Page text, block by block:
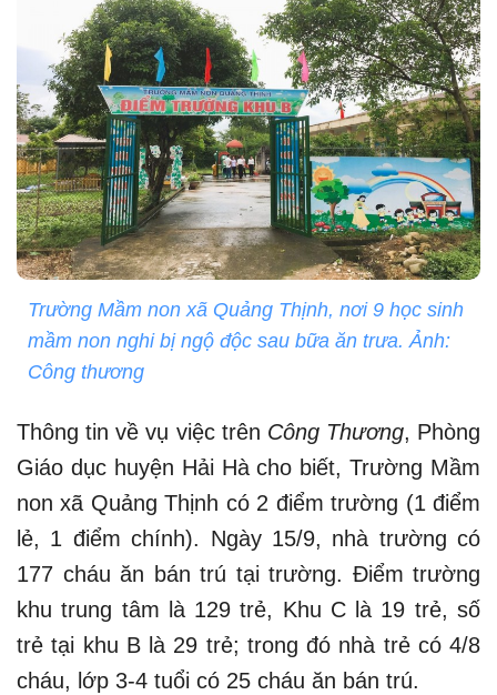
Trường Mầm non xã Quảng Thịnh, nơi 9 học sinh
mầm non nghi bị ngộ độc sau bữa ăn trưa. Ảnh:
Công thương
Thông tin về vụ việc trên Công Thương, Phòng
Giáo dục huyện Hải Hà cho biết, Trường Mầm
non xã Quảng Thịnh có 2 điểm trường (1 điểm
lẻ, 1 điểm chính). Ngày 15/9, nhà trường có
177 cháu ăn bán trú tại trường. Điểm trường
khu trung tâm là 129 trẻ, Khu C là 19 trẻ, số
trẻ tại khu B là 29 trẻ; trong đó nhà trẻ có 4/8
cháu, lớp 3-4 tuổi có 25 cháu ăn bán trú.